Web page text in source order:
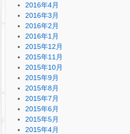
2016年4月
2016年3月
2016年2月
2016年1月
2015年12月
2015年11月
2015年10月
2015年9月
2015年8月
2015年7月
2015年6月
2015年5月
2015年4月